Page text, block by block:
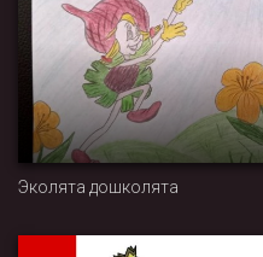
Эколята дошколята